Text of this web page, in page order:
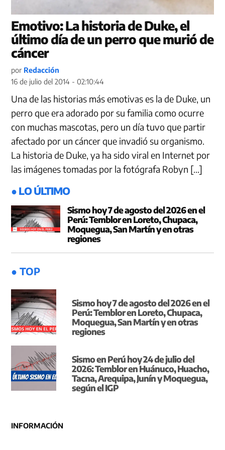
Emotivo: La historia de Duke, el
último día de un perro que murió de
cáncer
por Redacción
16 de julio del 2014 - 02:10:44
Una de las historias más emotivas es la de Duke, un
perro que era adorado por su familia como ocurre
con muchas mascotas, pero un día tuvo que partir
afectado por un cáncer que invadió su organismo.
La historia de Duke, ya ha sido viral en Internet por
las imágenes tomadas por la fotógrafa Robyn […]
● LO ÚLTIMO
Sismo hoy 7 de agosto del 2026 en el
Perú: Temblor en Loreto, Chupaca,
Moquegua, San Martín y en otras
regiones
● TOP
Sismo hoy 7 de agosto del 2026 en el
Perú: Temblor en Loreto, Chupaca,
Moquegua, San Martín y en otras
regiones
Sismo en Perú hoy 24 de julio del
2026: Temblor en Huánuco, Huacho,
Tacna, Arequipa, Junín y Moquegua,
según el IGP
INFORMACIÓN